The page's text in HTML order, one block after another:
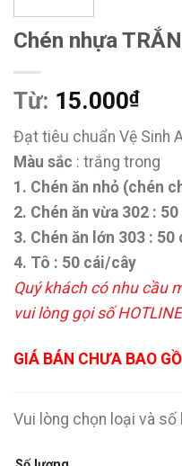
Chén nhựa
Từ: 15.000₫
Đạt tiêu chuẩn Vệ Sinh
Màu sắc : trắng trong
1. Chén ăn nhỏ (chén
2. Chén ăn vừa 302 :
3. Chén ăn lớn 303 : 50
4. Tô : 50 cái/cây
Quý khách có nhu cầu
vui lòng gọi số
GIÁ BÁN CHƯA BAO
Vui lòng chọn loại và số